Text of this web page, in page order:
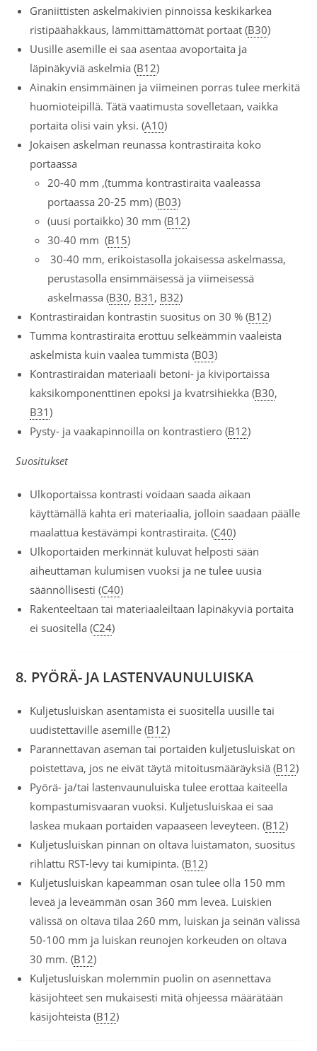
Graniittisten askelmakivien pinnoissa keskikarkea
ristipäähakkaus, lämmittämättömät portaat (B30)
Uusille asemille ei saa asentaa avoportaita ja
läpinäkyviä askelmia (B12)
Ainakin ensimmäinen ja viimeinen porras tulee merkitä
huomioteipillä. Tätä vaatimusta sovelletaan, vaikka
portaita olisi vain yksi. (A10)
Jokaisen askelman reunassa kontrastiraita koko
portaassa
20-40 mm ,(tumma kontrastiraita vaaleassa
portaassa 20-25 mm) (B03)
(uusi portaikko) 30 mm (B12)
30-40 mm (B15)
30-40 mm, erikoistasolla jokaisessa askelmassa,
perustasolla ensimmäisessä ja viimeisessä
askelmassa (B30, B31 , B32)
Kontrastiraidan kontrastin suositus on 30 % (B12)
Tumma kontrastiraita erottuu selkeämmin vaaleista
askelmista kuin vaalea tummista (B03)
Kontrastiraidan materiaali betoni- ja kiviportaissa
kaksikomponenttinen epoksi ja kvatrsihiekka (B30,
B31)
Pysty- ja vaakapinnoilla on kontrastiero (B12)
Suositukset
Ulkoportaissa kontrasti voidaan saada aikaan
käyttämällä kahta eri materiaalia, jolloin saadaan päälle
maalattua kestävämpi kontrastiraita. (C40)
Ulkoportaiden merkinnät kuluvat helposti sään
aiheuttaman kulumisen vuoksi ja ne tulee uusia
säännöllisesti (C40)
Rakenteeltaan tai materiaaleiltaan läpinäkyviä portaita
ei suositella (C24)
8. PYÖRÄ- JA LASTENVAUNULUISKA
Kuljetusluiskan asentamista ei suositella uusille tai
uudistettaville asemille (B12)
Parannettavan aseman tai portaiden kuljetusluiskat on
poistettava, jos ne eivät täytä mitoitusmääräyksiä (B12)
Pyörä- ja/tai lastenvaunuluiska tulee erottaa kaiteella
kompastumisvaaran vuoksi. Kuljetusluiskaa ei saa
laskea mukaan portaiden vapaaseen leveyteen. (B12)
Kuljetusluiskan pinnan on oltava luistamaton, suositus
rihlattu RST-levy tai kumipinta. (B12)
Kuljetusluiskan kapeamman osan tulee olla 150 mm
leveä ja leveämmän osan 360 mm leveä. Luiskien
välissä on oltava tilaa 260 mm, luiskan ja seinän välissä
50-100 mm ja luiskan reunojen korkeuden on oltava
30 mm. (B12)
Kuljetusluiskan molemmin puolin on asennettava
käsijohteet sen mukaisesti mitä ohjeessa määrätään
käsijohteista (B12)